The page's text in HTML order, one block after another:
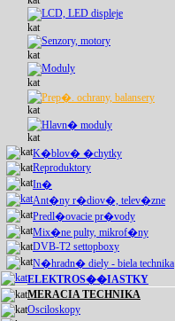
LCD, LED displeje
Senzory, motory
Moduly
Prep�. ochrany, balansery
Hlavn� moduly
K�blov� �chytky
Reproduktory
In�
Ant�ny r�diov�, telev�zne
Predl�ovacie pr�vody
Mix�ne pulty, mikrof�ny
DVB-T2 settopboxy
N�hradn� diely - biela technika
ELEKTROS��IASTKY
MERACIA TECHNIKA
Osciloskopy